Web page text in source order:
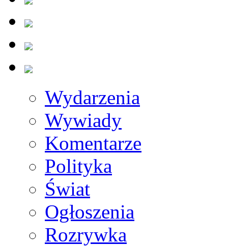
Wydarzenia
Wywiady
Komentarze
Polityka
Świat
Ogłoszenia
Rozrywka